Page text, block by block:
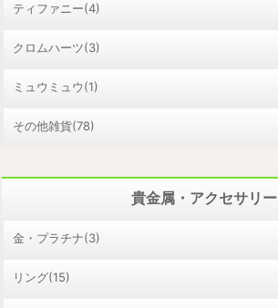
ティファニー(4)
クロムハーツ(3)
ミュウミュウ(1)
その他雑貨(78)
貴金属・アクセサリー
金・プラチナ(3)
リング(15)